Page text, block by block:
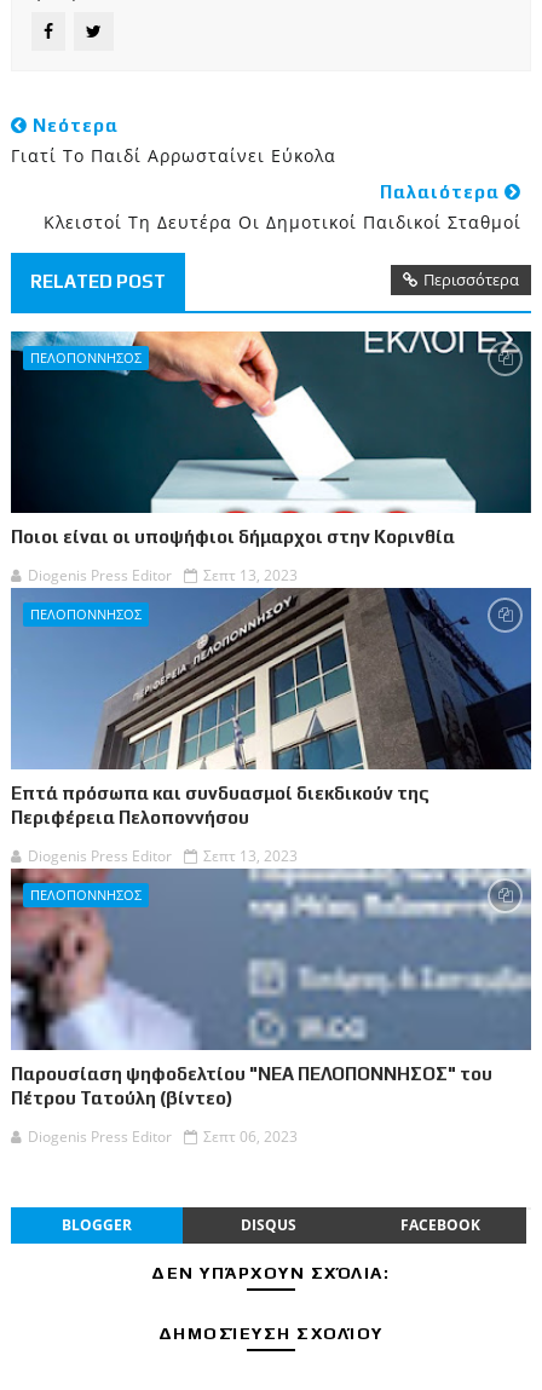
Νεότερα
Γιατί Το Παιδί Αρρωσταίνει Εύκολα
Παλαιότερα
Κλειστοί Τη Δευτέρα Οι Δημοτικοί Παιδικοί Σταθμοί
RELATED POST Περισσότερα
ΠΕΛΟΠΟΝΝΗΣΟΣ
Ποιοι είναι οι υποψήφιοι δήμαρχοι στην Κορινθία
Diogenis Press Editor
Σεπτ 13, 2023
ΠΕΛΟΠΟΝΝΗΣΟΣ
Επτά πρόσωπα και συνδυασμοί διεκδικούν της
Περιφέρεια Πελοποννήσου
Diogenis Press Editor
Σεπτ 13, 2023
ΠΕΛΟΠΟΝΝΗΣΟΣ
Παρουσίαση ψηφοδελτίου "ΝΕΑ ΠΕΛΟΠΟΝΝΗΣΟΣ" του
Πέτρου Τατούλη (βίντεο)
Diogenis Press Editor
Σεπτ 06, 2023
BLOGGER DISQUS FACEBOOK
ΔΕΝ ΥΠΆΡΧΟΥΝ ΣΧΌΛΙΑ:
ΔΗΜΟΣΊΕΥΣΗ ΣΧΟΛΊΟΥ